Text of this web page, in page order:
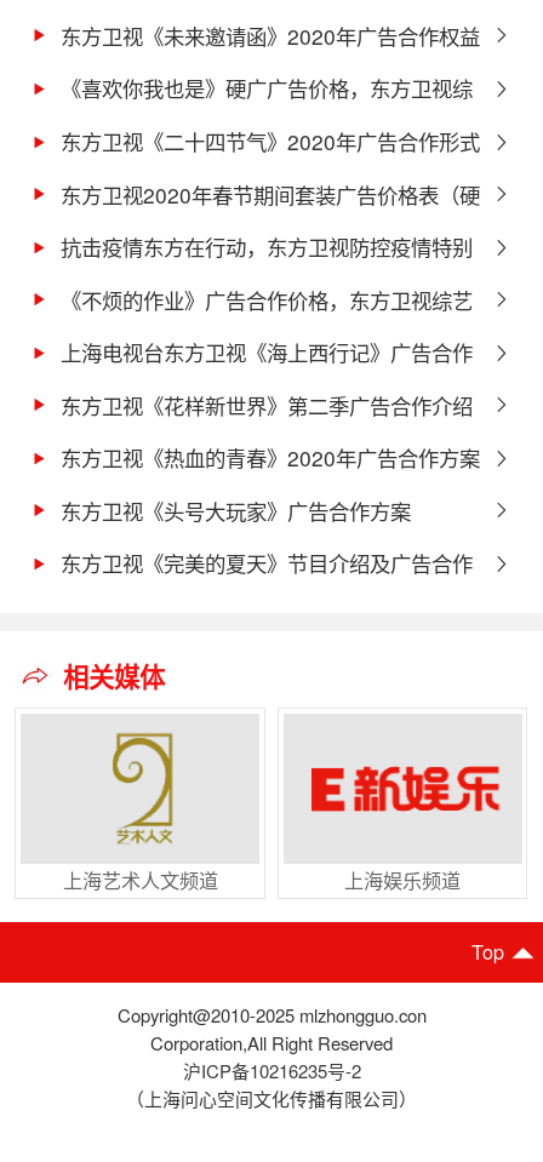
费，电视剧植入广告
东方卫视《未来邀请函》2020年广告合作权益
及价格介绍
《喜欢你我也是》硬广广告价格，东方卫视综
艺栏目广告费用
东方卫视《二十四节气》2020年广告合作形式
及价格介绍
东方卫视2020年春节期间套装广告价格表（硬
广）
抗击疫情东方在行动，东方卫视防控疫情特别
栏目广告合作报价
《不烦的作业》广告合作价格，东方卫视综艺
节目广告植入
上海电视台东方卫视《海上西行记》广告合作
形式及价格
东方卫视《花样新世界》第二季广告合作介绍
东方卫视《热血的青春》2020年广告合作方案
东方卫视《头号大玩家》广告合作方案
东方卫视《完美的夏天》节目介绍及广告合作
相关媒体
上海艺术人文频道 上海娱乐频道
Top
Copyright@2010-2025 mlzhongguo.con
Corporation,All Right Reserved
沪ICP备10216235号-2
（上海问心空间文化传播有限公司）